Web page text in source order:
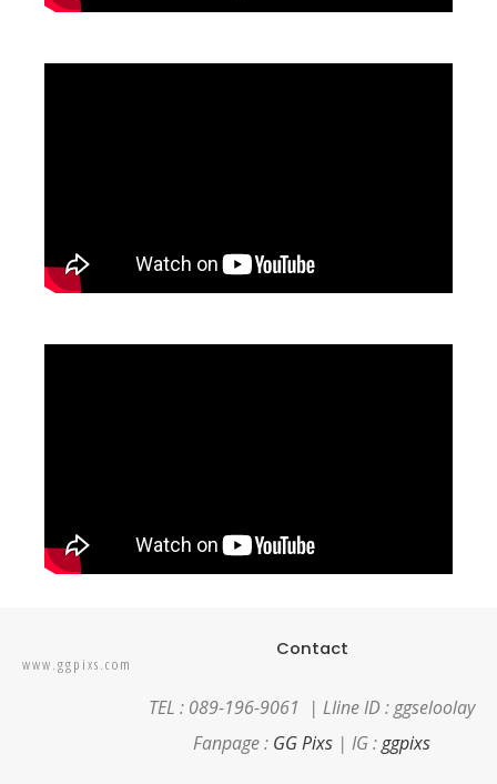
www.ggpixs.com
Contact
TEL : 089-196-9061 | LIine ID : ggseloolay
Fanpage : GG Pixs | IG :ggpixs